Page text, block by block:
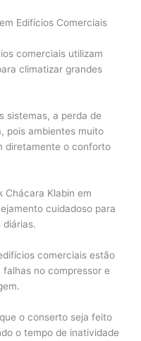
Edifícios Comerciais
comerciais utilizam
climatizar grandes
sistemas, a perda de
pois ambientes muito
diretamente o conforto
Chácara Klabin em
cuidadoso para
diárias.
comerciais estão
no compressor e
o conserto seja feito
o tempo de inatividade